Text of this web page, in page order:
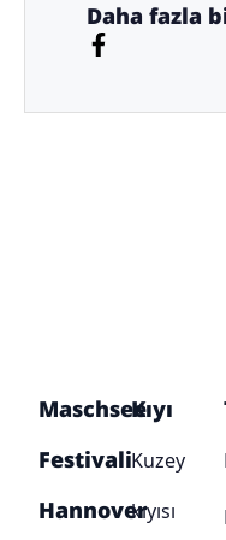
Daha fazla
Maschsee
Festivali
Hannover
Kıyı
Kuzey
kıyısı